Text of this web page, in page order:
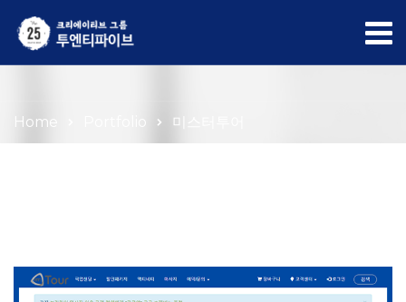
Portfolio
Home Portfolio 미스터투어